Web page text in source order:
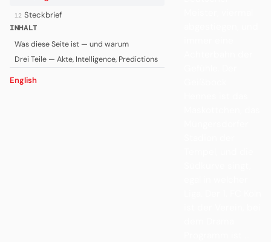
12 Steckbrief
INHALT
Was diese Seite ist — und warum
Drei Teile — Akte, Intelligence, Predictions
English